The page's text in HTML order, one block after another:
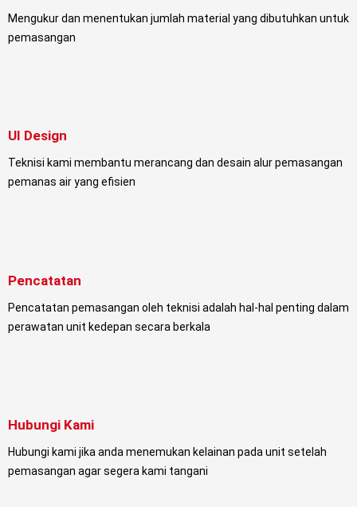
Mengukur dan menentukan jumlah material yang dibutuhkan untuk
pemasangan
UI Design
Teknisi kami membantu merancang dan desain alur pemasangan
pemanas air yang efisien
Pencatatan
Pencatatan pemasangan oleh teknisi adalah hal-hal penting dalam
perawatan unit kedepan secara berkala
Hubungi Kami
Hubungi kami jika anda menemukan kelainan pada unit setelah
pemasangan agar segera kami tangani